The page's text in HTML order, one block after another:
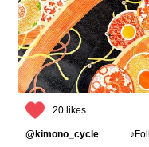
20 likes
@kimono_cycle